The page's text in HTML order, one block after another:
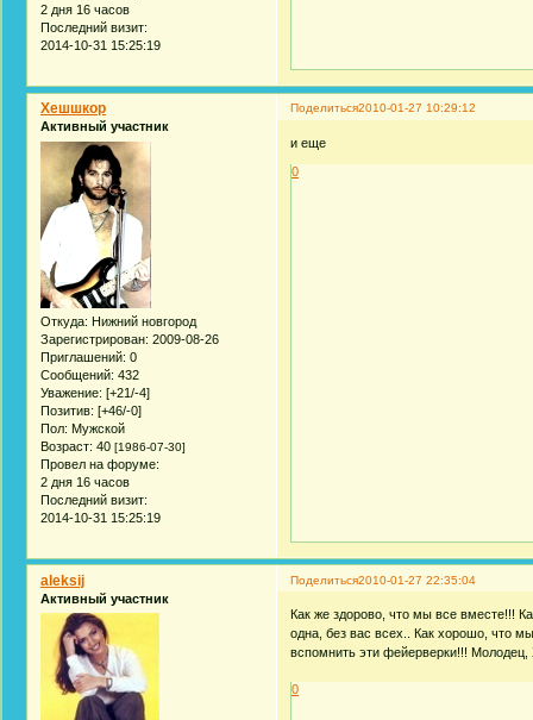
2 дня 16 часов
Последний визит:
2014-10-31 15:25:19
Поделиться2010-01-27 10:29:12
Хешшкор
Активный участник
Откуда: Нижний новгород
Зарегистрирован: 2009-08-26
Приглашений: 0
Сообщений: 432
Уважение: [+21/-4]
Позитив: [+46/-0]
Пол: Мужской
Возраст: 40 [1986-07-30]
Провел на форуме:
2 дня 16 часов
Последний визит:
2014-10-31 15:25:19
и еще
0
Поделиться2010-01-27 22:35:04
aleksij
Активный участник
Как же здорово, что мы все вместе!!!
одна, без вас всех.. Как хорошо, что
вспомнить эти фейерверки!!!
0